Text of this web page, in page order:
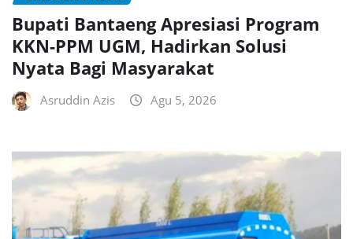
Bupati Bantaeng Apresiasi Program
KKN-PPM UGM, Hadirkan Solusi
Nyata Bagi Masyarakat
Asruddin Azis Agu 5, 2026